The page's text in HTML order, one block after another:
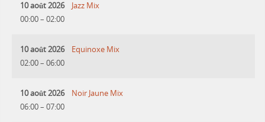
10 août 2026
00:00– 02:00
Jazz Mix
10 août 2026
02:00– 06:00
Equinoxe Mix
10 août 2026
06:00– 07:00
Noir Jaune Mix